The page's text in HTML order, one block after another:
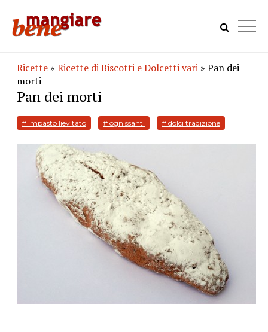
Ricette » Ricette di Biscotti e Dolcetti vari » Pan dei
morti
Pan dei morti
# impasto lievitato # ognissanti # dolci tradizione